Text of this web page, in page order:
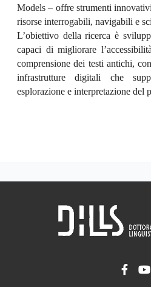
Models – offre strumenti
risorse interrogabili, navigabili e
L’obiettivo della ricerca è
capaci di migliorare
comprensione dei testi antichi,
infrastrutture digitali che
esplorazione e interpretazione del